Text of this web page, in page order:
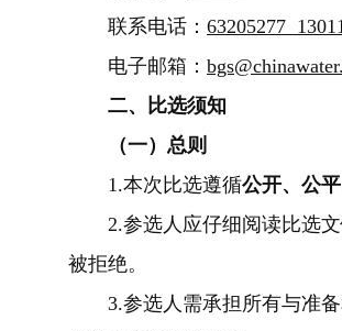
联系电话： 63205277
电子邮箱：
二、比选须知
（一）总则
1.本次比选遵循公开、公
2.参选人应仔细阅读比选
被拒绝。
3.参选人需承担所有与准